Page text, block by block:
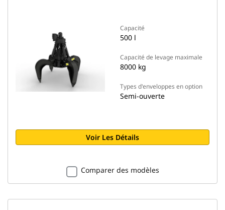
Capacité
500 l
Capacité de levage maximale
8000 kg
Types d'enveloppes en option
Semi-ouverte
Voir Les Détails
Comparer des modèles